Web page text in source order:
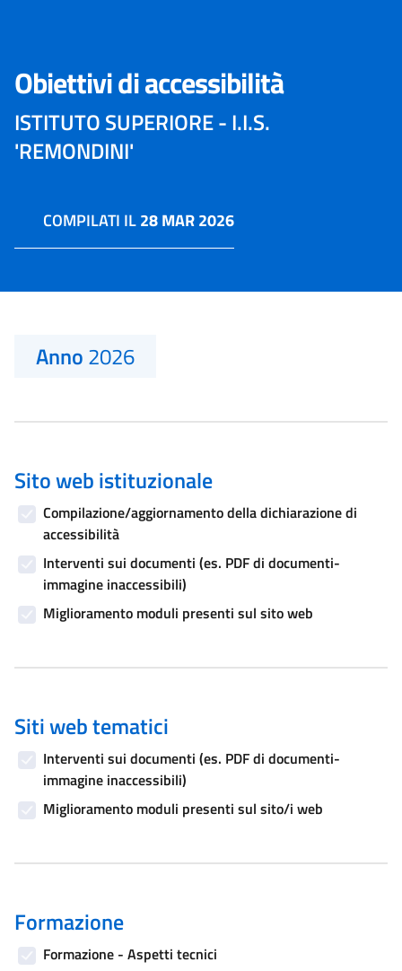
Obiettivi di accessibilità
ISTITUTO SUPERIORE - I.I.S.
'REMONDINI'
COMPILATI IL28 MAR 2026
Anno2026
Sito web istituzionale
Compilazione/aggiornamento della dichiarazione di
accessibilità
Interventi sui documenti (es. PDF di documenti-
immagine inaccessibili)
Miglioramento moduli presenti sul sito web
Siti web tematici
Interventi sui documenti (es. PDF di documenti-
immagine inaccessibili)
Miglioramento moduli presenti sul sito/i web
Formazione
Formazione - Aspetti tecnici